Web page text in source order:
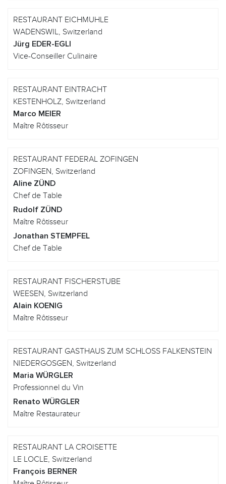
RESTAURANT EICHMUHLE
WADENSWIL, Switzerland
Jürg EDER-EGLI
Vice-Conseiller Culinaire
RESTAURANT EINTRACHT
KESTENHOLZ, Switzerland
Marco MEIER
Maître Rôtisseur
RESTAURANT FEDERAL ZOFINGEN
ZOFINGEN, Switzerland
Aline ZÜND
Chef de Table
Rudolf ZÜND
Maître Rôtisseur
Jonathan STEMPFEL
Chef de Table
RESTAURANT FISCHERSTUBE
WEESEN, Switzerland
Alain KOENIG
Maître Rôtisseur
RESTAURANT GASTHAUS ZUM SCHLOSS FALKENSTEIN
NIEDERGOSGEN, Switzerland
Maria WÜRGLER
Professionnel du Vin
Renato WÜRGLER
Maître Restaurateur
RESTAURANT LA CROISETTE
LE LOCLE, Switzerland
François BERNER